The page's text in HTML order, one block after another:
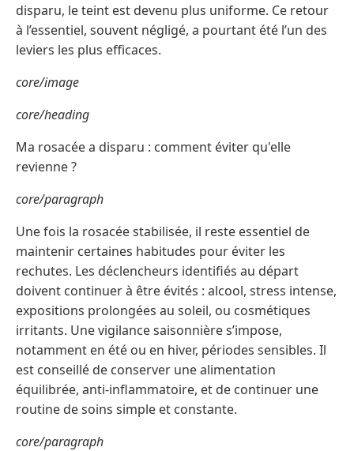
disparu, le teint est devenu plus uniforme. Ce retour
à l’essentiel, souvent négligé, a pourtant été l’un des
leviers les plus efficaces.
core/image
core/heading
Ma rosacée a disparu : comment éviter qu'elle
revienne ?
core/paragraph
Une fois la rosacée stabilisée, il reste essentiel de
maintenir certaines habitudes pour éviter les
rechutes. Les déclencheurs identifiés au départ
doivent continuer à être évités : alcool, stress intense,
expositions prolongées au soleil, ou cosmétiques
irritants. Une vigilance saisonnière s’impose,
notamment en été ou en hiver, périodes sensibles. Il
est conseillé de conserver une alimentation
équilibrée, anti-inflammatoire, et de continuer une
routine de soins simple et constante.
core/paragraph